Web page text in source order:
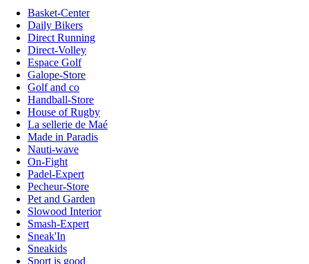
Basket-Center
Daily Bikers
Direct Running
Direct-Volley
Espace Golf
Galope-Store
Golf and co
Handball-Store
House of Rugby
La sellerie de Maé
Made in Paradis
Nauti-wave
On-Fight
Padel-Expert
Pecheur-Store
Pet and Garden
Slowood Interior
Smash-Expert
Sneak'In
Sneakids
Sport is good